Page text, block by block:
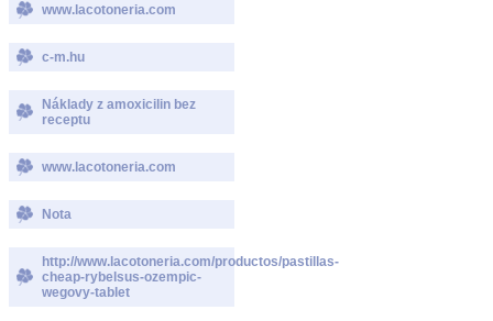
www.lacotoneria.com
c-m.hu
Náklady z amoxicilin bez
receptu
www.lacotoneria.com
Nota
http://www.lacotoneria.com/productos/pastillas-
cheap-rybelsus-ozempic-
wegovy-tablet